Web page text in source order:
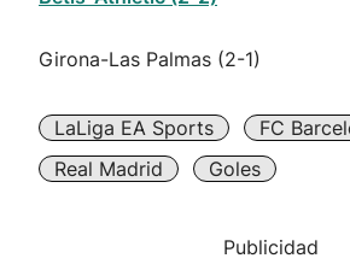
Girona-Las Palmas (2-1)
LaLiga EA Sports
FC
Real Madrid
Goles
Publicidad